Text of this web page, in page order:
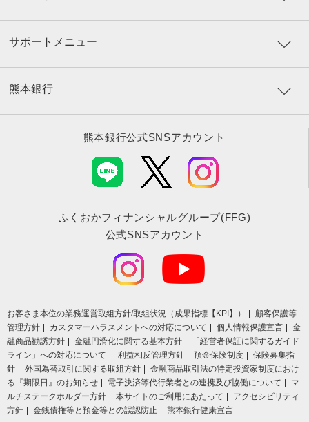
サポートメニュー
熊本銀行
熊本銀行公式SNSアカウント
ふくおかフィナンシャルグループ(FFG)
公式SNSアカウント
お客さま本位の業務運営取組⽅針/取組状況（成果指標【KPI】）
顧客保護等
管理方針
カスタマーハラスメントへの対応について 個人情報保護宣言
金
融商品勧誘方針
金融円滑化に関する基本方針
「経営者保証に関するガイド
ライン」への対応について
利益相反管理方針 預金保険制度
保険募集指
針
外国為替取引に関する取組方針
金融商品取引法の特定投資家制度におけ
る『期限日』のお知らせ
電子決済等代行業者との連携及び協働について
マ
ルチステークホルダー方針
本サイトのご利用にあたって
アクセシビリティ
方針
金銭債権等と預金等との誤認防止 熊本銀行健康宣言